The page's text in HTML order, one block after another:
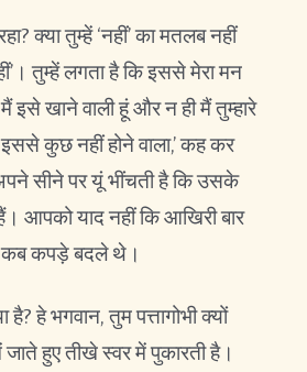
क्या तुम्हें ‘नहीं’ का मतलब नहीं
तुम्हें लगता है कि इससे मेरा मन
इसे खाने वाली हूं और न ही मैं तुम्हारे
कुछ नहीं होने वाला,’ कह कर
सीने पर यूं भींचती है कि उसके
आपको याद नहीं कि आखिरी बार
कपड़े बदले थे।
है? हे भगवान, तुम पत्तागोभी क्यों
जाते हुए तीखे स्वर में पुकारती है।